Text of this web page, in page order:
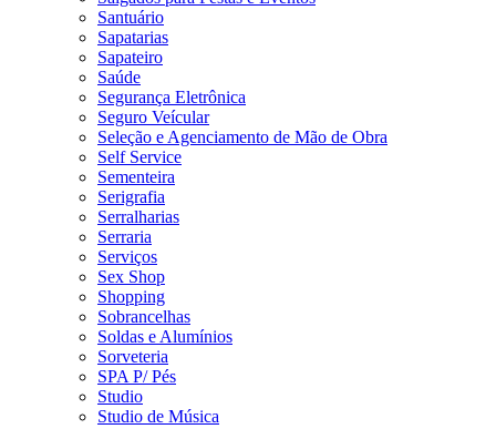
Santuário
Sapatarias
Sapateiro
Saúde
Segurança Eletrônica
Seguro Veícular
Seleção e Agenciamento de Mão de Obra
Self Service
Sementeira
Serigrafia
Serralharias
Serraria
Serviços
Sex Shop
Shopping
Sobrancelhas
Soldas e Alumínios
Sorveteria
SPA P/ Pés
Studio
Studio de Música